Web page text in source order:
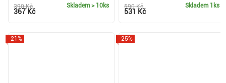
Skladem> 10ks
390 Kč
367 Kč
Skladem 1ks
590 Kč
531 Kč
-21% -25%